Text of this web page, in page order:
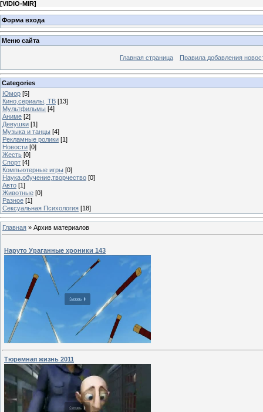
[VIDIO-MIR]
Форма входа
Меню сайта
Главная страница Правила добавления
Categories
Юмор [5]
Кино,сериалы, ТВ [13]
Мультфильмы [4]
Аниме [2]
Девушки [1]
Музыка и танцы [4]
Рекламные ролики [1]
Новости [0]
Жесть [0]
Спорт [4]
Компьютерные игры [0]
Наука,обучение,творчество [0]
Авто [1]
Животные [0]
Разное [1]
Сексуальная Психология [18]
Главная » Архив материалов
Наруто Ураганные хроники 143
Тюремная жизнь 2011